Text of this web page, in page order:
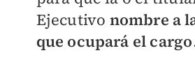
Ejecutivo nombre a
que ocupará el cargo